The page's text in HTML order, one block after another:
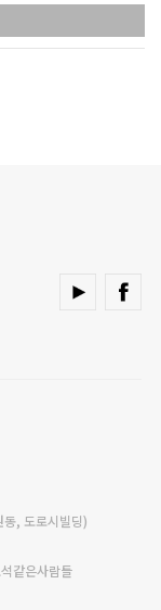
, 도로시빌딩)
같은사람들